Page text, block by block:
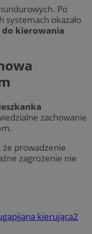
Po
okazało
do kierowania
zachowanie
że prowadzenie
zagrożenie nie
pijana kierująca2